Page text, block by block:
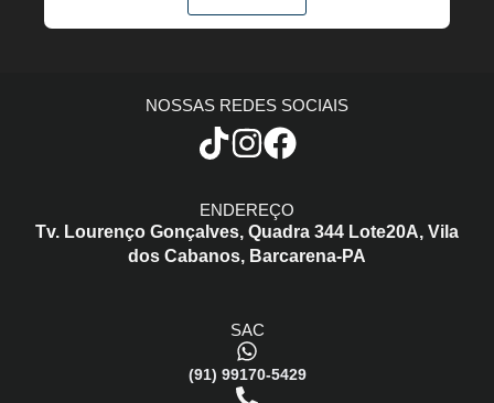
SAC
(91) 99170-5429
ENDEREÇO
Tv. Lourenço Gonçalves, Quadra 344 Lote20A, Vila
dos Cabanos, Barcarena-PA
NOSSAS REDES SOCIAIS